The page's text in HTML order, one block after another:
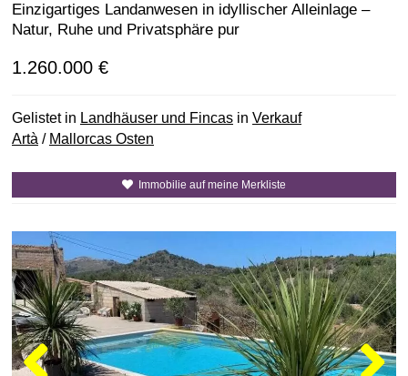
Einzigartiges Landanwesen in idyllischer Alleinlage –
Natur, Ruhe und Privatsphäre pur
1.260.000 €
Gelistet in Landhäuser und Fincas in Verkauf
Artà / Mallorcas Osten
Immobilie auf meine Merkliste